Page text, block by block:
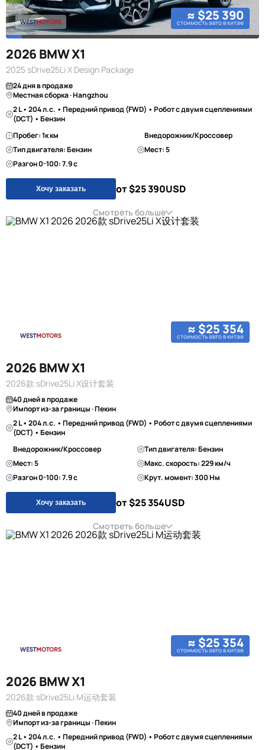
≈ $25 390
стоимость авто в китае
2026 BMW X1
2025 sDrive25Li X Design Package
24 дня в продаже
Местная сборка · Hangzhou
2 L • 204 л.с. • Передний привод (FWD) • Робот с двумя сцеплениями
(DCT) • Бензин
Пробег: 1к км
Внедорожник/Кроссовер
Тип двигателя: Бензин
Мест: 5
Разгон 0-100: 7.9 с
Хочу заказать от $25 390USD
Смотреть больше
≈ $25 354
стоимость авто в китае
2026 BMW X1
2026款 sDrive25Li X设计套装
40 дней в продаже
Импорт из-за границы · Пекин
2 L • 204 л.с. • Передний привод (FWD) • Робот с двумя сцеплениями
(DCT) • Бензин
Внедорожник/Кроссовер
Тип двигателя: Бензин
Мест: 5
Макс. скорость: 229 км/ч
Разгон 0-100: 7.9 с
Крут. момент: 300 Нм
Хочу заказать от $25 354USD
Смотреть больше
≈ $25 354
стоимость авто в китае
2026 BMW X1
2026款 sDrive25Li M运动套装
40 дней в продаже
Импорт из-за границы · Пекин
2 L • 204 л.с. • Передний привод (FWD) • Робот с двумя сцеплениями
(DCT) • Бензин